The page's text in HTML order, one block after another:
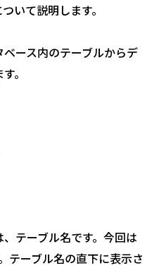
いて説明します。
ース内のテーブルからデ
。
テーブル名です。今回は
テーブル名の直下に表示さ